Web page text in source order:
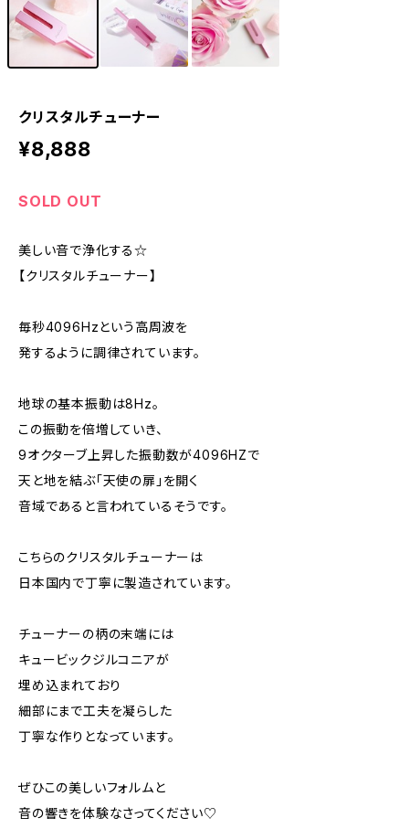
クリスタルチューナー
¥8,888
SOLD OUT
美しい音で浄化する☆
【クリスタルチューナー】
毎秒4096Hzという高周波を
発するように調律されています。
地球の基本振動は8Hz。
この振動を倍増していき、
9オクターブ上昇した振動数が4096HZで
天と地を結ぶ「天使の扉」を開く
音域であると言われているそうです。
こちらのクリスタルチューナーは
日本国内で丁寧に製造されています。
チューナーの柄の末端には
キュービックジルコニアが
埋め込まれており
細部にまで工夫を凝らした
丁寧な作りとなっています。
ぜひこの美しいフォルムと
音の響きを体験なさってください♡